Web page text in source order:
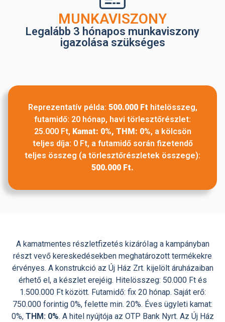
MUNKAVISZONY
Legalább 3 hónapos munkaviszony
igazolása szükséges
Reprezentatív példa: 500.000 Ft hitelösszeg,
futamidő: 20 hónap, havi törlesztőrészlet:
25.000 Ft, Kamat: 0%, THM: 0%, a kölcsön
teljes díja: 0 Ft, a futamidő során fizetendő
teljes összeg (a törlesztőrészletek összege):
500.000 Ft.
A kamatmentes részletfizetés kizáróIag a kampányban
részt vevő kereskedésekben meghatározott termékekre
érvényes. A konstrukció az Új Ház Zrt. kijelölt áruházaiban
érhető el, a készlet erejéig. Hitelösszeg: 50.000 Ft és
1.500.000 Ft között. Futamidő: fix 20 hónap. Saját erő:
750.000 forintig 0%, felette min. 20%. Éves ügyleti kamat:
0%, THM: 0%. A hitel nyújtója az OTP Bank Nyrt. Az Új Ház